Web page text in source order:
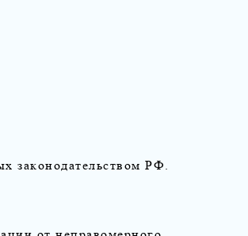
законодательством РФ.